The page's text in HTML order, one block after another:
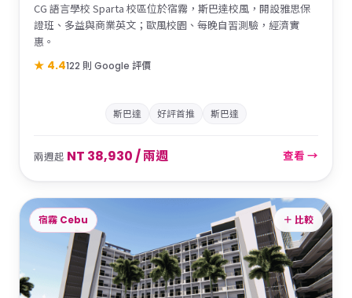
CG 語言學校 Sparta 校區位於宿霧，斯巴達校風，開設雅思保
證班、多益與商業英文；歐風校園、每晚自習測驗，經濟實
惠。
★ 4.4122 則 Google 評價
斯巴達 好評首推 斯巴達
兩週起 NT 38,930 / 兩週 查看 →
宿霧 Cebu ＋ 比較